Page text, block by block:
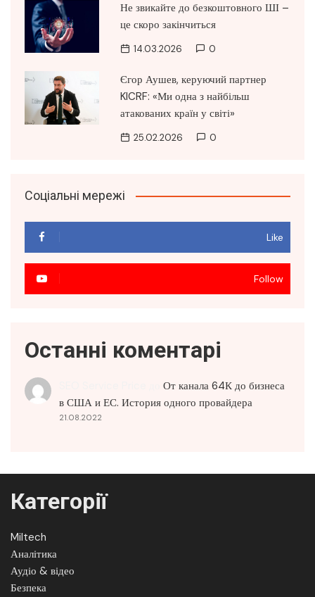
Не звикайте до безкоштовного ШІ –
це скоро закінчиться
14.03.2026 0
Єгор Аушев, керуючий партнер
KICRF: «Ми одна з найбільш
атакованих країн у світі»
25.02.2026 0
Соціальні мережі
Like
Follow
Останні коментарі
От канала 64К до бизнеса
в США и ЕС. История одного провайдера
21.08.2022
Категорії
Miltech
Аналітика
Аудіо & відео
Безпека